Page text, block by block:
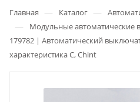
Главная — Каталог —
— Модульные автоматические
179782 | Автоматический
характеристика C, Chint